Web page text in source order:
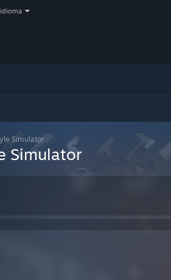
idioma
Simulator
Simulator